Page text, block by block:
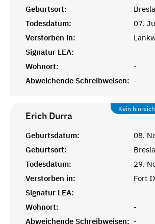
Geburtsort:
Todesdatum:
07.
Verstorben in:
Signatur LEA:
Wohnort:
-
Abweichende Schreibweisen: -
Kein
Erich Durra
Geburtsdatum:
08.
Geburtsort:
Todesdatum:
29.
Verstorben in:
Fort
Signatur LEA:
Wohnort:
-
Abweichende Schreibweisen: -